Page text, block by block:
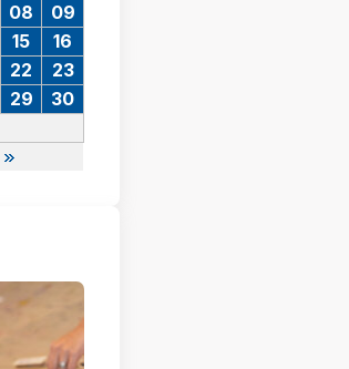
08
09
15
16
22
23
29
30